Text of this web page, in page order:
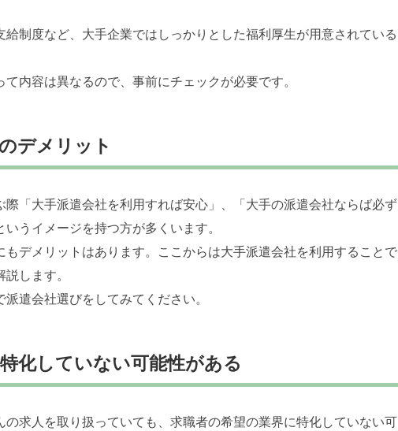
給制度など、大手企業ではしっかりとした福利厚生が用意されている
て内容は異なるので、事前にチェックが必要です。
デメリット
際「大手派遣会社を利用すれば安心」、「大手の派遣会社ならば必ず
うイメージを持つ方が多くいます。
もデメリットはあります。ここからは大手派遣会社を利用することで
します。
遣会社選びをしてみてください。
化していない可能性がある
の求人を取り扱っていても、求職者の希望の業界に特化していない可